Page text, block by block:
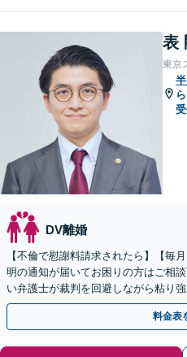
表
東京
DV離婚
【不倫で慰謝料請求されたら】【毎
明の通知が届いてお困りの方はご相
い弁護士が裁判を回避しながら粘り
相談可(予約制)】【全国対応】
料金表